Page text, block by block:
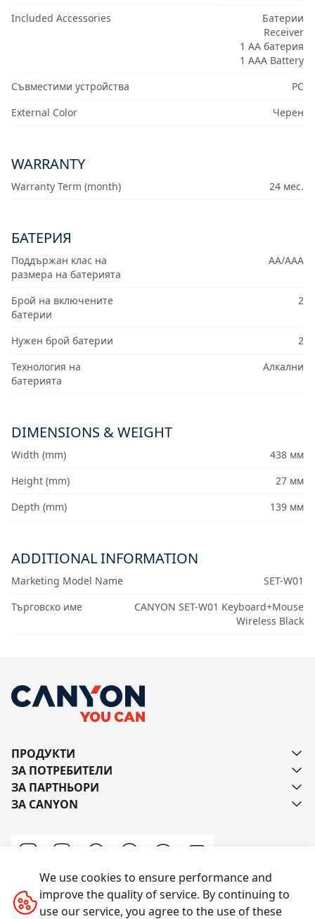
Included Accessories
Батерии
Receiver
1 AA батерия
1 AAA Battery
Съвместими устройства
PC
External Color
Черен
WARRANTY
Warranty Term (month) 24 мес.
БАТЕРИЯ
Поддържан клас на
размера на батерията
AA/AAA
Брой на включените
батерии
2
Нужен брой батерии
2
Технология на
батерията
Алкални
DIMENSIONS & WEIGHT
Width (mm)
438 мм
Height (mm)
27 мм
Depth (mm)
139 мм
ADDITIONAL INFORMATION
Marketing Model Name
SET-W01
Търговско име
CANYON SET-W01 Keyboard+Mouse
Wireless Black
ПРОДУКТИ
ЗА ПОТРЕБИТЕЛИ
ЗА ПАРТНЬОРИ
ЗА CANYON
Пишете ни
We use cookies to ensure performance and
improve the quality of service. By continuing to
use our service, you agree to the use of these